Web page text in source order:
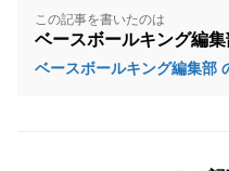
この記事を書いたのは
ベースボールキング編集
ベースボールキング編集部